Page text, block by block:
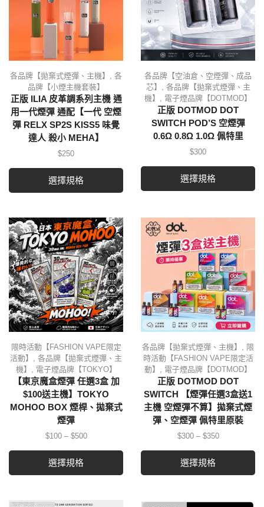
各品牌【拋棄式煙彈、主機】 , 各
品牌【小煙主機套裝】
正版 ILIA 皮革調系列主機 通
用一代煙彈 通配【一代 空煙
彈 RELX SP2S KISS5 味覺
達人 殺小 MEHA】
$250
選擇規格
各品牌【空油倉、空煙彈、成品
芯】 , 各品牌【拋棄式煙彈、主
機】 , 電子煙品牌【DOTMOD】
正版 DOTMOD DOT
SWITCH POD’S 空煙彈
0.6Ω 0.8Ω 1.0Ω 佩特里
$300
選擇規格
限時活動【FASHION VAPE限定
活動】 , 各品牌【拋棄式煙彈、主
機】 , 電子煙品牌【TOKYO】
【東京魔盒煙彈 任選3盒 加
$100送主機】TOKYO
MOHOO BOX 煙桿、拋棄式
煙彈
$100 – $500
選擇規格
各品牌【拋棄式煙彈、主機】 , 限
時活動【FASHION VAPE限定活
動】 , 電子煙品牌【DOTMOD】
正版 DOTMOD DOT
SWITCH 【煙彈任選3盒送1
主機 空煙彈不算】拋棄式煙
彈、空煙彈 佩特里原裝
$300 – $350
選擇規格